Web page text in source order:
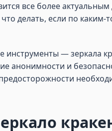
все более
делать, если по
инструменты — зеркала
анонимности и